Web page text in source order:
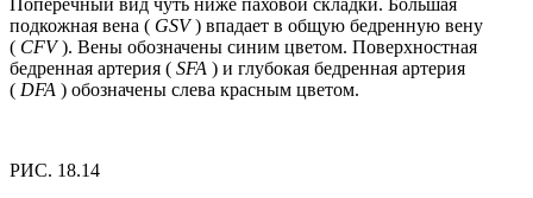
подкожная вена ( GSV) впадает в общую бедренную вену
( CFV). Вены обозначены синим цветом. Поверхностная
бедренная артерия ( SFA ) и глубокая бедренная артерия
( DFA ) обозначены слева красным цветом.
РИС. 18.14